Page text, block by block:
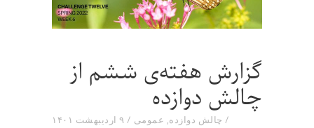
گزارش هفته‌ی ششم از
چالش دوازده
۹ اردیبهشت ۱۴۰۱ چالش دوازده, عمومی